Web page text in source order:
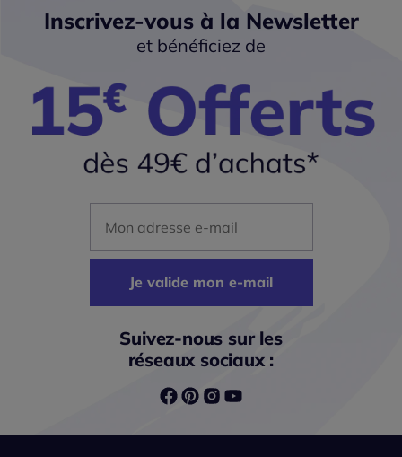
Inscrivez-vous à la Newsletter
et bénéficiez de
Je valide mon e-mail
Suivez-nous sur les
réseaux sociaux :